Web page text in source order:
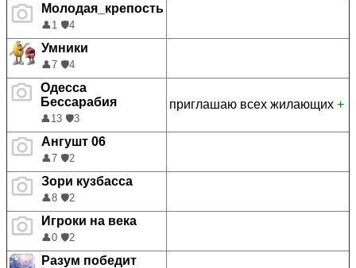
Молодая_крепость
👤1 🛡️4
Умники
👤7 🛡️4
Одесса
Бессарабия
👤13 🛡️3
приглашаю всех жилающих +
Ангушт 06
👤7 🛡️2
Зори кузбасса
👤8 🛡️2
Игроки на века
👤0 🛡️2
Разум победит